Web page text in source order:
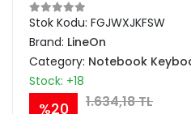
Stok Kodu: FGJWXJKFSW
Brand: LineOn
Category: Notebook
Stock: +18
%20 1.634,18 TL